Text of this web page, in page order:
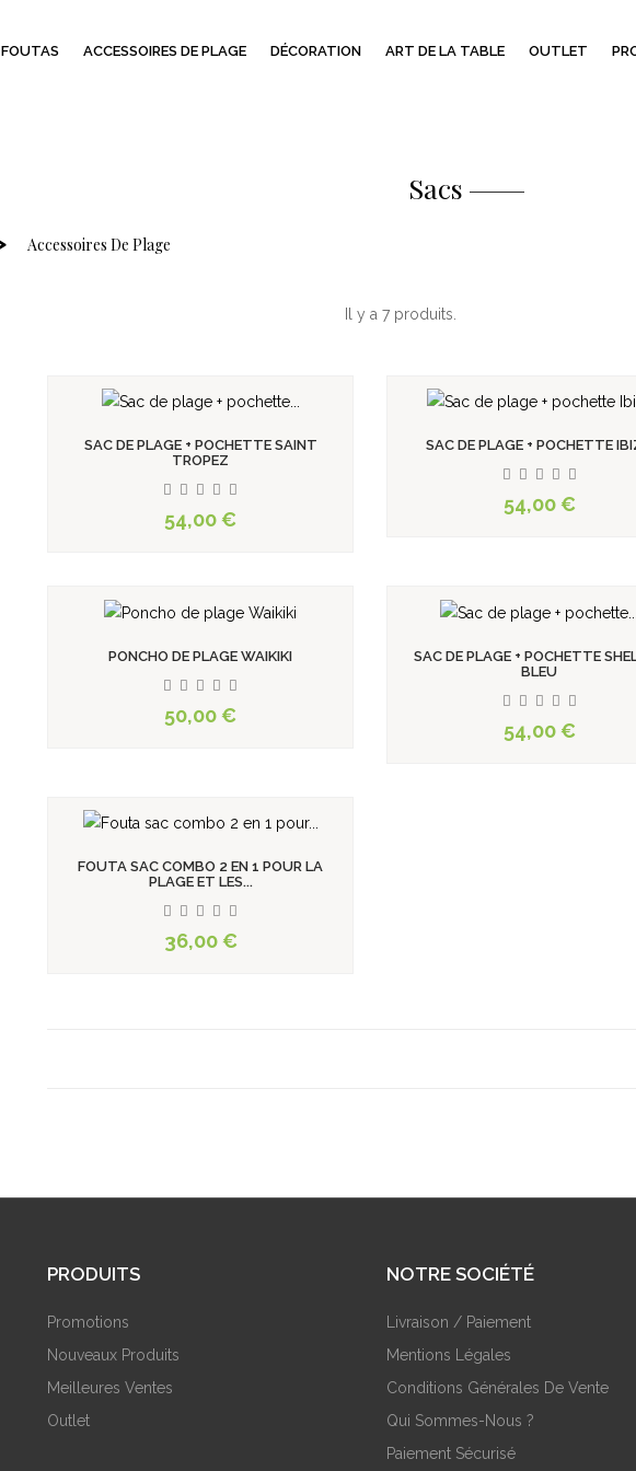
FOUTAS ACCESSOIRES DE PLAGE DÉCORATION ART DE LA TABLE OUTLET
Sacs
Accessoires De Plage
Il y a 7 produits.
SAC DE PLAGE + POCHETTE SAINT
TROPEZ
54,00 €
SAC DE PLAGE + POCHETTE
54,00 €
PONCHO DE PLAGE WAIKIKI
50,00 €
SAC DE PLAGE + POCHETTE
BLEU
54,00 €
FOUTA SAC COMBO 2 EN 1 POUR LA
PLAGE ET LES...
36,00 €
PRODUITS
Promotions
Nouveaux Produits
Meilleures Ventes
Outlet
NOTRE SOCIÉTÉ
Livraison / Paiement
Mentions Légales
Conditions Générales De Vente
Qui Sommes-Nous ?
Paiement Sécurisé